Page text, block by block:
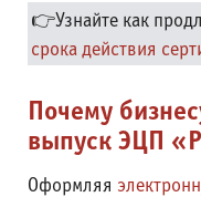
👉Узнайте как
срока действия
Почему
выпуск ЭЦП
Оформляя